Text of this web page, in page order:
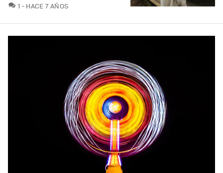
1 COMENTARIOS
HACE 7 AÑOS